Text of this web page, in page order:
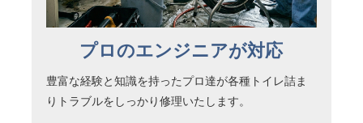
プロのエンジニアが対応
豊富な経験と知識を持ったプロ達が各種トイレ詰ま
りトラブルをしっかり修理いたします。